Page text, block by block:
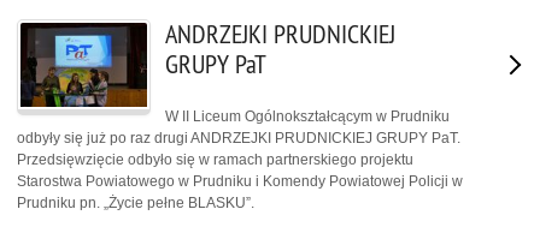
ANDRZEJKI PRUDNICKIEJ
GRUPY PaT
W II Liceum Ogólnokształcącym w Prudniku
odbyły się już po raz drugi ANDRZEJKI PRUDNICKIEJ GRUPY PaT.
Przedsięwzięcie odbyło się w ramach partnerskiego projektu
Starostwa Powiatowego w Prudniku i Komendy Powiatowej Policji w
Prudniku pn. „Życie pełne BLASKU”.